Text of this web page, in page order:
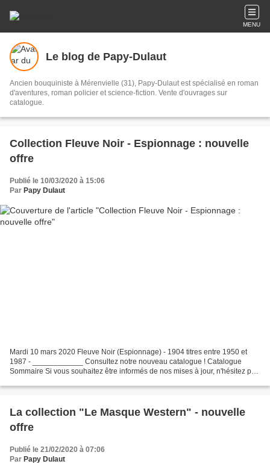
MENU
Le blog de Papy-Dulaut
Ancien bouquiniste à Mérenvielle (31), Papy-Dulaut est spécialisé en roman
d'aventures, roman policier et science-fiction. Vente d'ouvrages sur
catalogue.
Collection Fleuve Noir - Espionnage : nouvelle
offre
Publié le 10/03/2020 à 15:06
Par Papy Dulaut
Mardi 10 mars 2020 Fleuve Noir (Espionnage) - 1904 titres entre 1950 et
1987 - ____________ Consultez notre nouveau catalogue ! Catalogue
Sommaire Si vous souhaitez être informés de nos mises à jour, n'hésitez pas
La collection "Le Masque Western" - nouvelle
offre
Publié le 21/02/2020 à 07:06
Par Papy Dulaut